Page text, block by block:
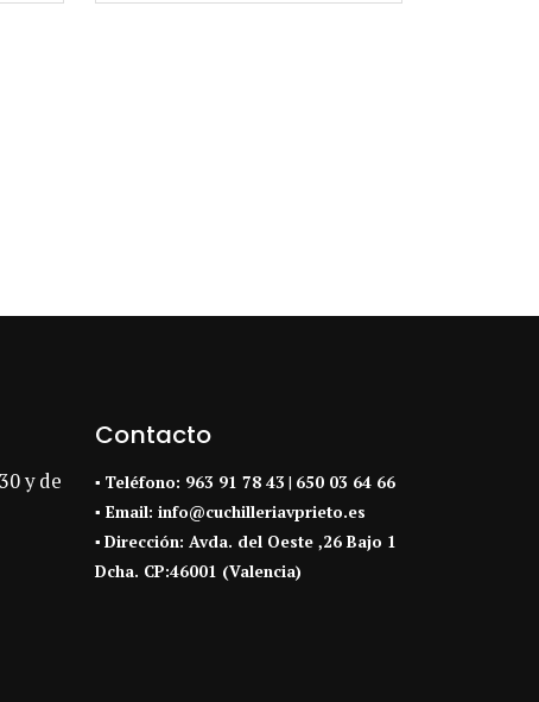
y de
Contacto
▪ Teléfono: 963 91 78 43 | 650 03 64 66
▪ Email: info@cuchilleriavprieto.es
▪ Dirección: Avda. del Oeste ,26 Bajo 1
Dcha. CP:46001 (Valencia)